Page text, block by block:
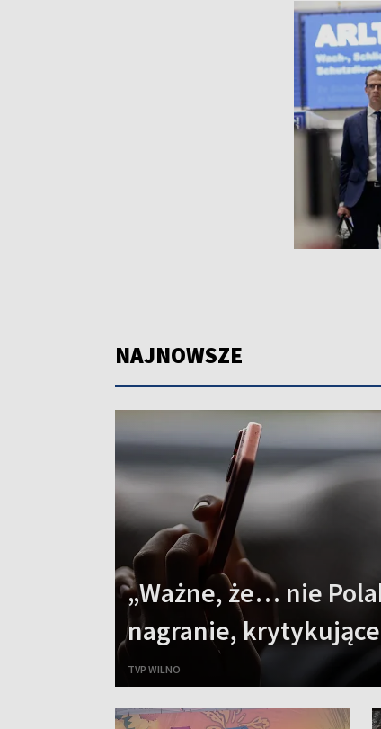
NAJNOWSZE
„Ważne, że… nie
nagranie,
TVP WILNO